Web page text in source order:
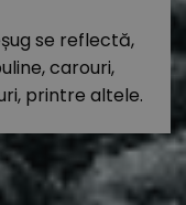
se reflectă,
carouri,
printre altele.